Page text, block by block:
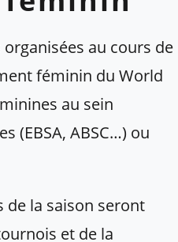
au cours de
féminin du World
au sein
(EBSA, ABSC…) ou
de la saison seront
et de la